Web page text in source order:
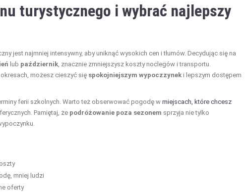
turystycznego i wybrać najlepszy
jest najmniej intensywny, aby uniknąć wysokich cen i tłumów. Decydując się na
lub październik , znacznie zmniejszysz koszty noclegów i transportu.
możesz cieszyć się spokojniejszym wypoczzynek i lepszym dostępem
ferii szkolnych. Warto też obserwować pogodę w miejscach, które chcesz
Pamiętaj, że podróżowanie poza sezonem sprzyja nie tylko
mniej ludzi
oferty